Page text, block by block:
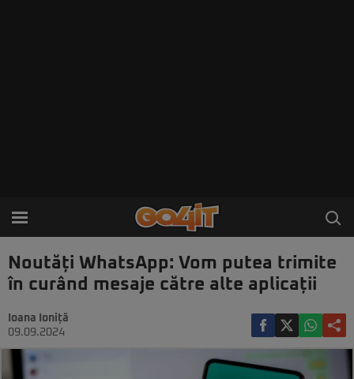
Noutăți WhatsApp: Vom putea trimite
în curând mesaje către alte aplicații
Ioana Ioniță
09.09.2024